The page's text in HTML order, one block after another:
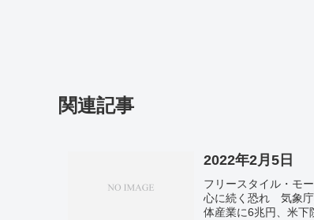
関連記事
2022年2月5日
フリースタイル・モ
心に続く恐れ 気象
体産業に6兆円、米